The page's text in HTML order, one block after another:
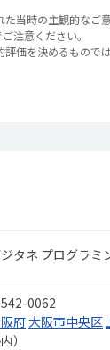
当時の主観的なご
注意ください。
価を決めるもので
タネ プログラミ
0062
府大阪市中央区
）